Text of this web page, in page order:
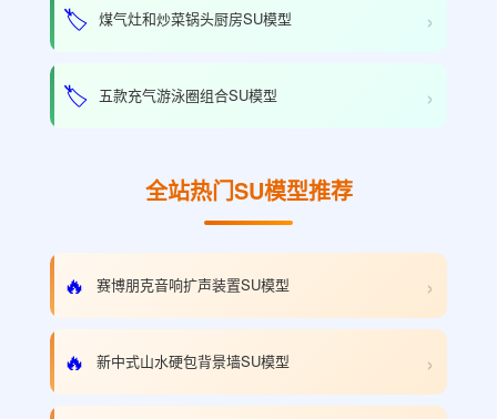
🏷️ 煤气灶和炒菜锅头厨房SU模型 ›
🏷️ 五款充气游泳圈组合SU模型 ›
全站热门SU模型推荐
🔥 赛博朋克音响扩声装置SU模型 ›
🔥 新中式山水硬包背景墙SU模型 ›